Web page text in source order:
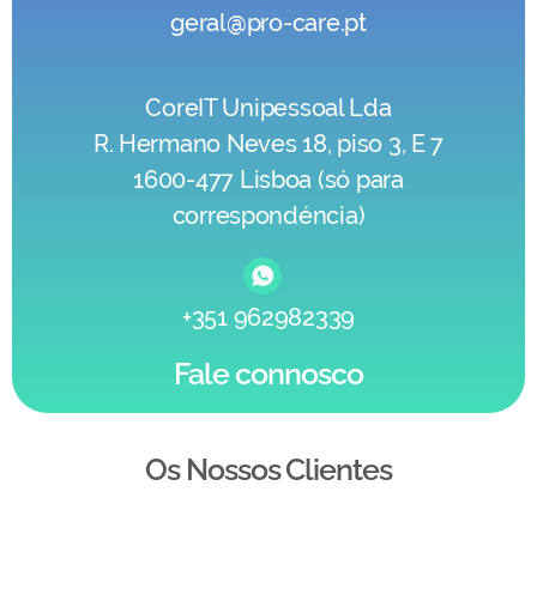
geral@pro-care.pt
CoreIT Unipessoal Lda
R. Hermano Neves 18, piso 3, E 7
1600-477 Lisboa (só para
correspondéncia)
+351 962982339
Fale connosco
Os Nossos Clientes